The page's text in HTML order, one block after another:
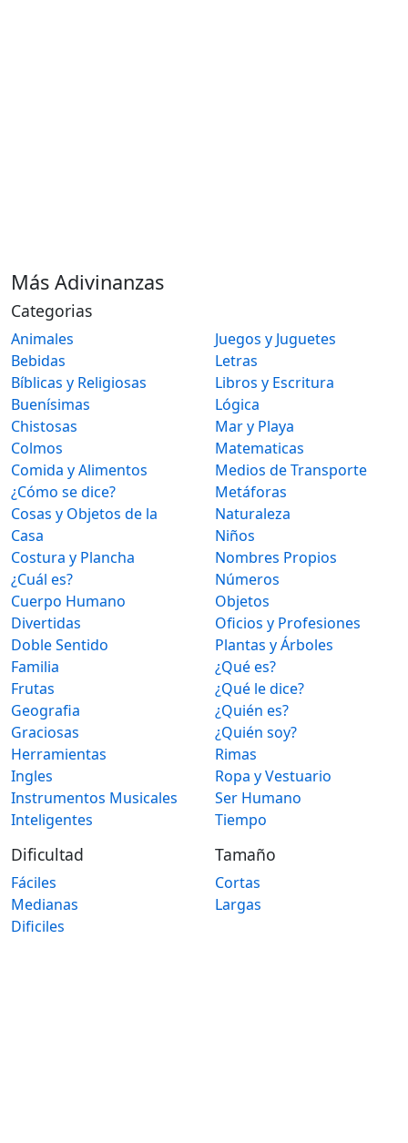
Más Adivinanzas
Categorias
Animales
Bebidas
Bíblicas y Religiosas
Buenísimas
Chistosas
Colmos
Comida y Alimentos
¿Cómo se dice?
Cosas y Objetos de la
Casa
Costura y Plancha
¿Cuál es?
Cuerpo Humano
Divertidas
Doble Sentido
Familia
Frutas
Geografia
Graciosas
Herramientas
Ingles
Instrumentos Musicales
Inteligentes
Juegos y Juguetes
Letras
Libros y Escritura
Lógica
Mar y Playa
Matematicas
Medios de Transporte
Metáforas
Naturaleza
Niños
Nombres Propios
Números
Objetos
Oficios y Profesiones
Plantas y Árboles
¿Qué es?
¿Qué le dice?
¿Quién es?
¿Quién soy?
Rimas
Ropa y Vestuario
Ser Humano
Tiempo
Dificultad
Fáciles
Medianas
Dificiles
Tamaño
Cortas
Largas